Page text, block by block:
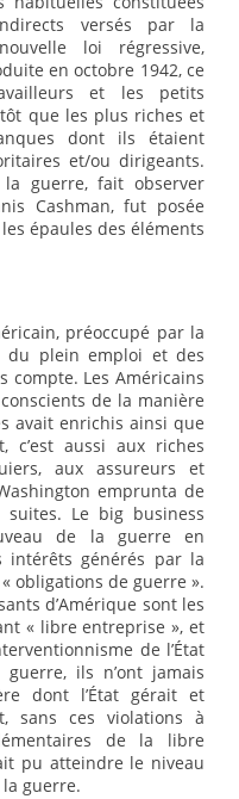
versés par la
loi régressive,
en octobre 1942, ce
et les petits
que les plus riches et
dont ils étaient
et/ou dirigeants.
guerre, fait observer
Cashman, fut posée
épaules des éléments
préoccupé par la
du plein emploi et des
compte. Les Américains
de la manière
avait enrichis ainsi que
c’est aussi aux riches
aux assureurs et
emprunta de
Le big business
de la guerre en
générés par la
obligations de guerre ».
d’Amérique sont les
« libre entreprise », et
de l’État
ils n’ont jamais
dont l’État gérait et
sans ces violations à
de la libre
pu atteindre le niveau
guerre.